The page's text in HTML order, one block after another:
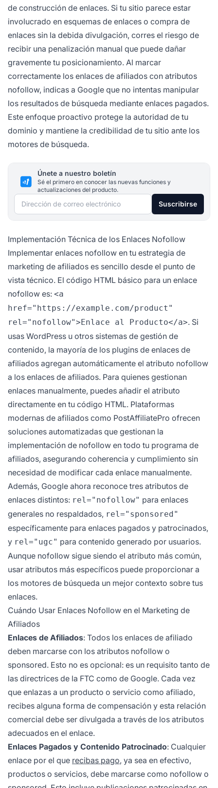
de construcción de enlaces. Si tu sitio parece estar
involucrado en esquemas de enlaces o compra de
enlaces sin la debida divulgación, corres el riesgo de
recibir una penalización manual que puede dañar
gravemente tu posicionamiento. Al marcar
correctamente los enlaces de afiliados con atributos
nofollow, indicas a Google que no intentas manipular
los resultados de búsqueda mediante enlaces pagados.
Este enfoque proactivo protege la autoridad de tu
dominio y mantiene la credibilidad de tu sitio ante los
motores de búsqueda.
Únete a nuestro boletín
Sé el primero en conocer las nuevas funciones y
actualizaciones del producto.
Dirección de correo electrónico Suscribirse
Implementación Técnica de los Enlaces Nofollow
Implementar enlaces nofollow en tu estrategia de
marketing de afiliados es sencillo desde el punto de
vista técnico. El código HTML básico para un enlace
nofollow es: <a
href="https://example.com/product"
rel="nofollow">Enlace al Producto</a>. Si
usas WordPress u otros sistemas de gestión de
contenido, la mayoría de los plugins de enlaces de
afiliados agregan automáticamente el atributo nofollow
a los enlaces de afiliados. Para quienes gestionan
enlaces manualmente, puedes añadir el atributo
directamente en tu código HTML. Plataformas
modernas de afiliados como PostAffiliatePro ofrecen
soluciones automatizadas que gestionan la
implementación de nofollow en todo tu programa de
afiliados, asegurando coherencia y cumplimiento sin
necesidad de modificar cada enlace manualmente.
Además, Google ahora reconoce tres atributos de
enlaces distintos: rel="nofollow" para enlaces
generales no respaldados, rel="sponsored"
específicamente para enlaces pagados y patrocinados,
y rel="ugc" para contenido generado por usuarios.
Aunque nofollow sigue siendo el atributo más común,
usar atributos más específicos puede proporcionar a
los motores de búsqueda un mejor contexto sobre tus
enlaces.
Cuándo Usar Enlaces Nofollow en el Marketing de
Afiliados
Enlaces de Afiliados: Todos los enlaces de afiliado
deben marcarse con los atributos nofollow o
sponsored. Esto no es opcional: es un requisito tanto de
las directrices de la FTC como de Google. Cada vez
que enlazas a un producto o servicio como afiliado,
recibes alguna forma de compensación y esta relación
comercial debe ser divulgada a través de los atributos
adecuados en el enlace.
Enlaces Pagados y Contenido Patrocinado: Cualquier
enlace por el que recibas pago, ya sea en efectivo,
productos o servicios, debe marcarse como nofollow o